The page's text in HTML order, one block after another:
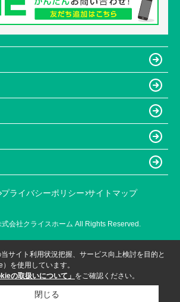
プライバシーポリシー サイトマップ
会社クライスホーム All Rights Reserved.
サイト利用状況把握、サービス向上検討を目的と
を使用しています。
の取扱いについて」 をご確認ください。
閉じる